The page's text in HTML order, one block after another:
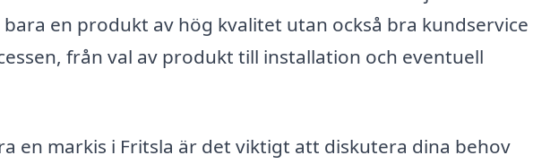
en produkt av hög kvalitet utan också bra kundservice
från val av produkt till installation och eventuell
en markis i Fritsla är det viktigt att diskutera dina behov